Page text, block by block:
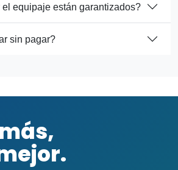
el equipaje están garantizados?
sin pagar?